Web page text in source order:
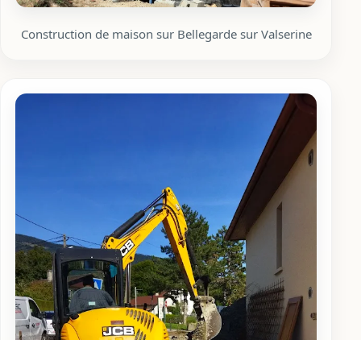
Construction de maison sur Bellegarde sur Valserine